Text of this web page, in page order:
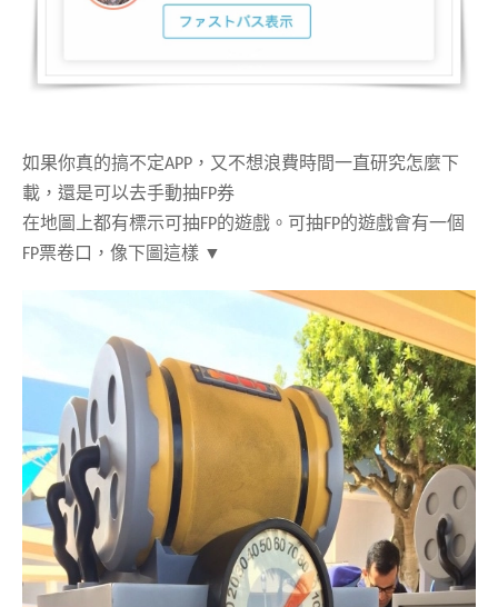
如果你真的搞不定APP，又不想浪費時間一直研究怎麼下
載，還是可以去手動抽FP券
在地圖上都有標示可抽FP的遊戲。 可抽FP的遊戲會有一個
FP票卷口， 像下圖這樣 ▼